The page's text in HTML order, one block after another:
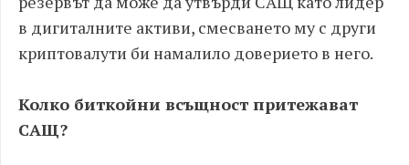
в дигиталните активи, смесването му с други
криптовалути би намалило доверието в него.
Колко биткойни всъщност притежават
САЩ?